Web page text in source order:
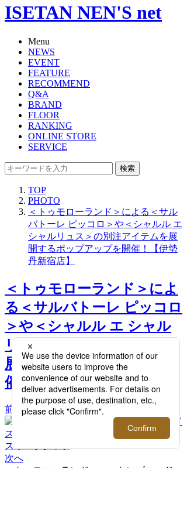
ISETAN NEN'S net
Menu
NEWS
EVENT
FEATURE
RECOMMEND
Q&A
BRAND
FLOOR
RANKING
ONLINE STORE
SERVICE
検索
TOP
PHOTO
＜トゥモローランド＞による＜サル
バトーレ ピッコロ＞や＜シャルル エ
シャルリュス＞の別注アイテムを展
開するポップアップを開催！【伊勢
丹新宿店】
＜トゥモローランド＞によ
る＜サルバトーレ ピッコロ
＞や＜シャルル エ シャル
リュス＞の別注アイテムを
展開するポップアップを開
催！【伊勢丹新宿店】 >>
前へ
次へ
＜トゥモローランド＞コットンブロード